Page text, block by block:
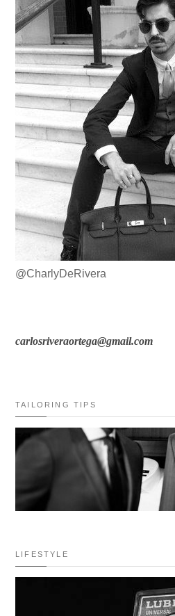
@CharlyDeRivera
carlosriveraortega@gmail.com
TAILORING TIPS
LIFESTYLE